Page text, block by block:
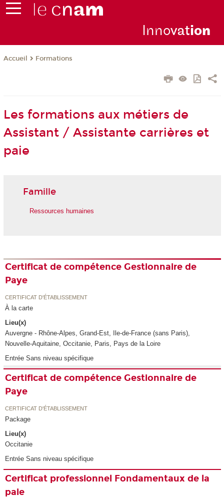
Innovation
Accueil Formations
Les formations aux métiers de
Assistant / Assistante carrières et
paie
Famille
Ressources humaines
Certificat de compétence Gestionnaire de
Paye
CERTIFICAT D'ÉTABLISSEMENT
À la carte
Lieu(x)
Auvergne - Rhône-Alpes, Grand-Est, Ile-de-France (sans Paris),
Nouvelle-Aquitaine, Occitanie, Paris, Pays de la Loire
Entrée Sans niveau spécifique
Certificat de compétence Gestionnaire de
Paye
CERTIFICAT D'ÉTABLISSEMENT
Package
Lieu(x)
Occitanie
Entrée Sans niveau spécifique
Certificat professionnel Fondamentaux de la
paie